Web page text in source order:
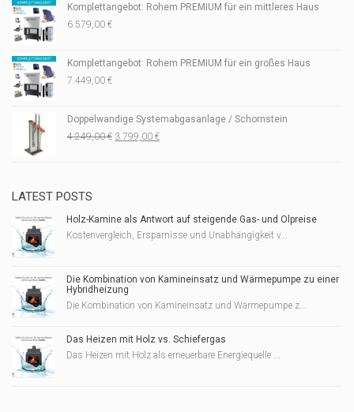
Komplettangebot: Rohem PREMIUM für ein mittleres Haus
6.579,00 €
Komplettangebot: Rohem PREMIUM für ein großes Haus
7.449,00 €
Doppelwandige Systemabgasanlage / Schornstein
4.249,00€ Ursprünglicher
3.799,00 €Aktueller
LATEST POSTS
Holz-Kamine als Antwort auf steigende Gas- und Ölpreise
Kostenvergleich, Ersparnisse und Unabhängigkeit v...
Die Kombination von Kamineinsatz und Wärmepumpe zu einer
Hybridheizung
Die Kombination von Kamineinsatz und Wärmepumpe z...
Das Heizen mit Holz vs. Schiefergas
Das Heizen mit Holz als erneuerbare Energiequelle ...